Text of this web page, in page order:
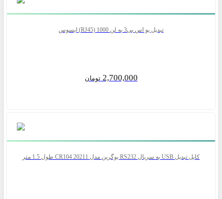
تبدیل یو اس بی3 به لن RJ45) 1000) ایسوس
2,700,000 تومان
کابل تبدیل USB به سریال RS232 یوگرین مدل CR104 20211 طول 1.5 متر